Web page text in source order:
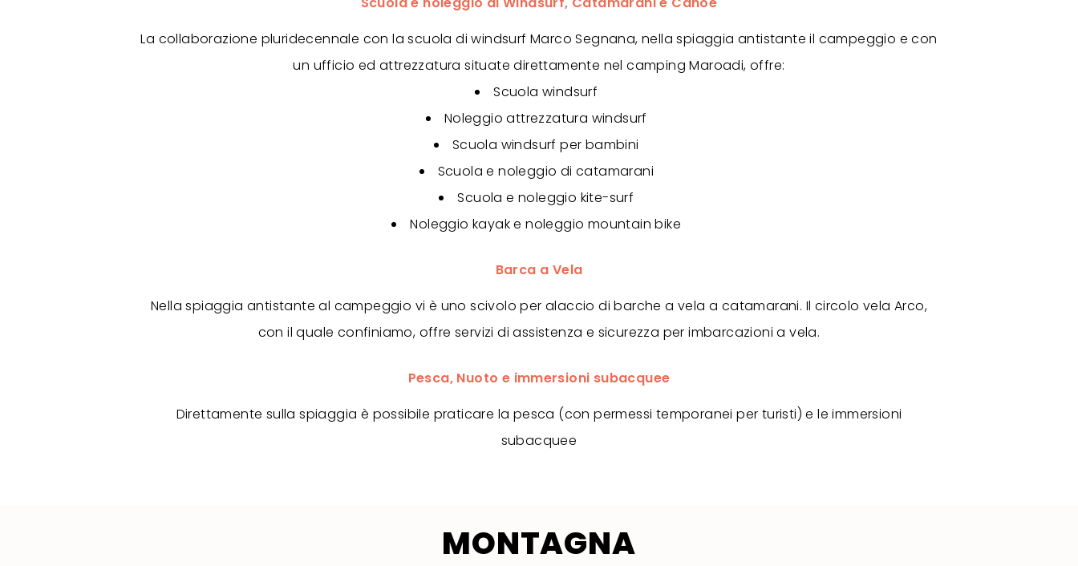
La collaborazione pluridecennale con la scuola di windsurf Marco Segnana, nella spiaggia antistante il campeggio e con
un ufficio ed attrezzatura situate direttamente nel camping Maroadi, offre:
Scuola windsurf
Noleggio attrezzatura windsurf
Scuola windsurf per bambini
Scuola e noleggio di catamarani
Scuola e noleggio kite-surf
Noleggio kayak e noleggio mountain bike
Barca a Vela
Nella spiaggia antistante al campeggio vi è uno scivolo per alaccio di barche a vela a catamarani. Il circolo vela Arco,
con il quale confiniamo, offre servizi di assistenza e sicurezza per imbarcazioni a vela.
Pesca, Nuoto e immersioni subacquee
Direttamente sulla spiaggia è possibile praticare la pesca (con permessi temporanei per turisti) e le immersioni
subacquee
MONTAGNA